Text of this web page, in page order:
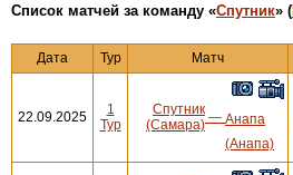
Cписок матчей за команду «Спутник» (
Дата Тур Матч
22.09.2025
1
Тур
Спутник
(Самара) — Анапа
(Анапа)